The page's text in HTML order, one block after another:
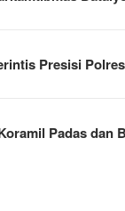
Presisi
Padas dan